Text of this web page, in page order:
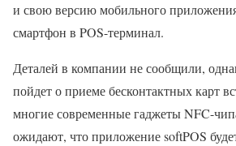
и свою версию мобильного
смартфон в POS-терминал.
Деталей в компании не сообщили,
пойдет о приеме бесконтактных карт
многие современные гаджеты NFC-
ожидают, что приложение softPOS